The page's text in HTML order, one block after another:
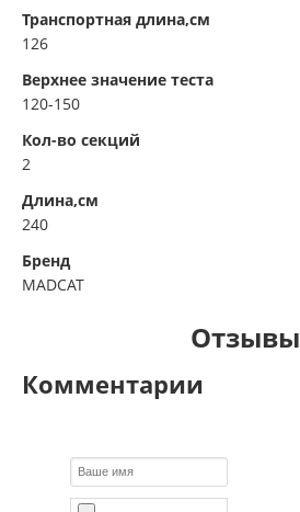
Транспортная длина,см
126
Верхнее значение теста
120-150
Кол-во секций
2
Длина,см
240
Бренд
MADCAT
Отзывы
Комментарии